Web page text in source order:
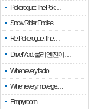
Pokerogue: The Pok…
Snow Rider: Endles…
Re: Pokerogue: The…
Drive Mad: 물리 엔진이 …
When every fractio…
When every move ge…
Empty room